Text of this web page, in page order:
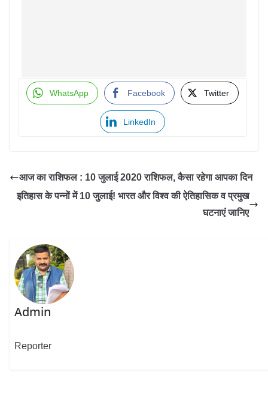
WhatsApp Facebook Twitter
LinkedIn
आज का राशिफल : 10 जुलाई 2020 राशिफल, कैसा रहेगा आपका दिन
इतिहास के पन्नों में 10 जुलाई! भारत और विश्व की ऐतिहासिक व प्रमुख
घटनाएं जानिए
Admin
Reporter